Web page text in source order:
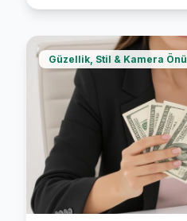
Güzellik, Stil & Kamera Önü